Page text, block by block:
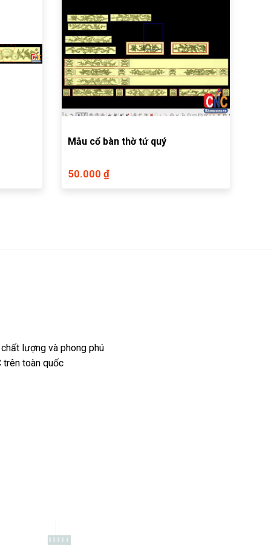
Mẫu cổ bàn thờ tứ quý
50.000 ₫
lượng và phong phú
trên toàn quốc